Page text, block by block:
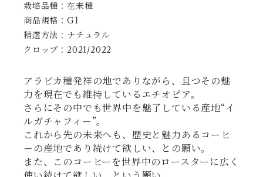
栽培品種：在来種
商品規格：G1
精選方法：ナチュラル
クロップ：2021/2022
アラビカ種発祥の地でありながら、且つその魅
力を現在でも維持しているエチオピア。
さらにその中でも世界中を魅了している産地“イ
ルガチャフィー”。
これから先の未来へも、歴史と魅力あるコーヒ
ーの産地であり続けて欲しい、との願い。
また、このコーヒーを世界中のロースターに広く